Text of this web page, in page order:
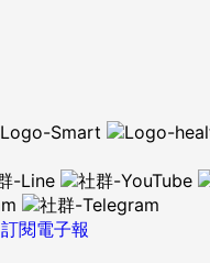
訂閱電子報